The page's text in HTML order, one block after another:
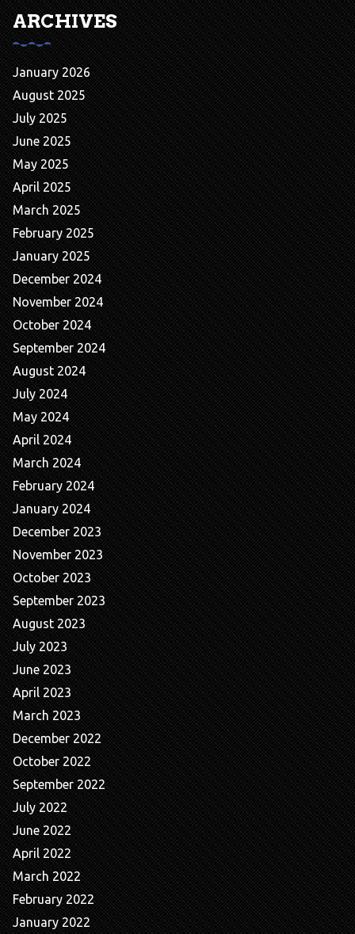
ARCHIVES
January 2026
August 2025
July 2025
June 2025
May 2025
April 2025
March 2025
February 2025
January 2025
December 2024
November 2024
October 2024
September 2024
August 2024
July 2024
May 2024
April 2024
March 2024
February 2024
January 2024
December 2023
November 2023
October 2023
September 2023
August 2023
July 2023
June 2023
April 2023
March 2023
December 2022
October 2022
September 2022
July 2022
June 2022
April 2022
March 2022
February 2022
January 2022